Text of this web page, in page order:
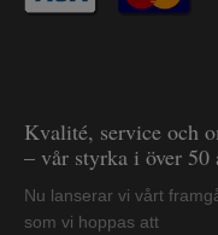
Kvalité, service och
– vår styrka i över 50
Nu lanserar vi vårt
som vi hoppas att